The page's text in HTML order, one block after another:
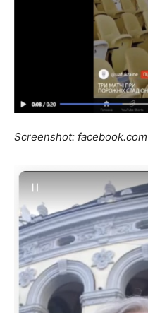
Screenshot: facebook.com